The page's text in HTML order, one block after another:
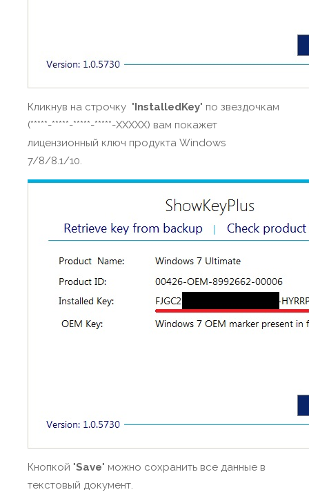
Кликнув на строчку "InstalledKey" по звездочкам
(*****-*****-*****-*****-XXXXX) вам покажет
лицензионный ключ продукта Windows
7/8/8.1/10.
Кнопкой "Save" можно сохранить все данные в
текстовый документ.